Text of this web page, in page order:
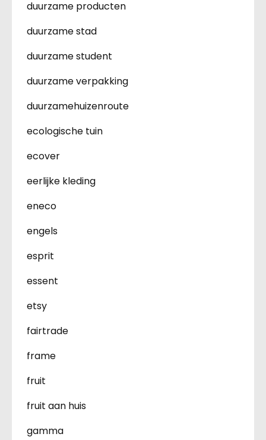
duurzame producten
duurzame stad
duurzame student
duurzame verpakking
duurzamehuizenroute
ecologische tuin
ecover
eerlijke kleding
eneco
engels
esprit
essent
etsy
fairtrade
frame
fruit
fruit aan huis
gamma